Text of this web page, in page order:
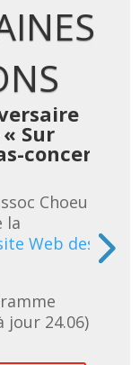
Sur
concert
Choeur-
la
Web des
jour 24.06)